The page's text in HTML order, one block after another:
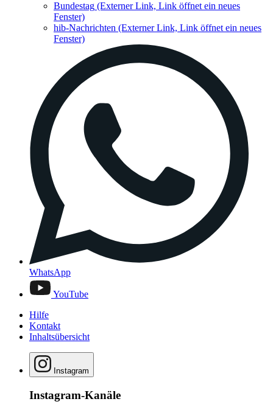
Bundestag (Externer Link, Link öffnet ein neues
Fenster)
hib-Nachrichten (Externer Link, Link öffnet ein neues
Fenster)
WhatsApp
YouTube
Hilfe
Kontakt
Inhaltsübersicht
Instagram
Instagram-Kanäle